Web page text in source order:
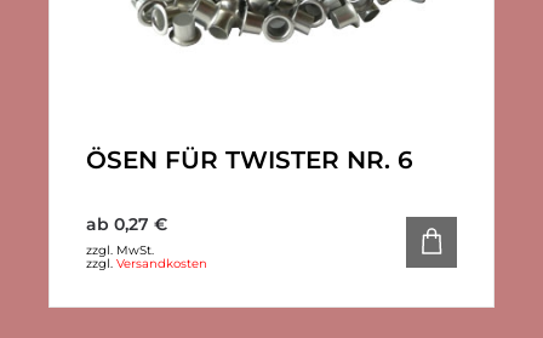
ÖSEN FÜR TWISTER NR. 6
ab 0,27 €
zzgl. MwSt.
zzgl. Versandkosten